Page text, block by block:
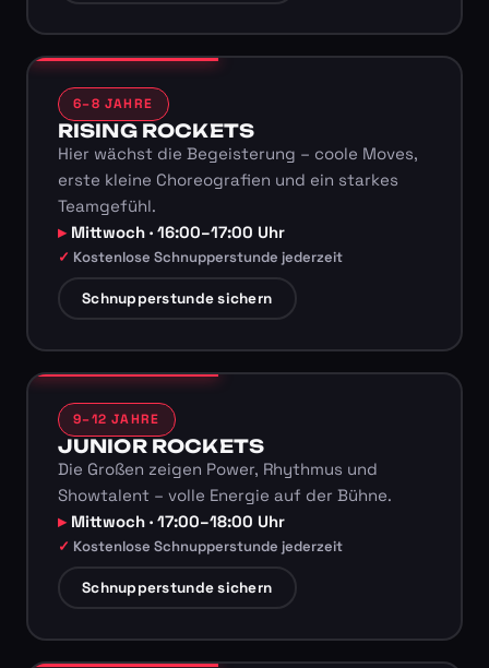
6–8 JAHRE
RISING ROCKETS
Hier wächst die Begeisterung – coole Moves,
erste kleine Choreografien und ein starkes
Teamgefühl.
Mittwoch · 16:00–17:00 Uhr
Kostenlose Schnupperstunde jederzeit
Schnupperstunde sichern
9–12 JAHRE
JUNIOR ROCKETS
Die Großen zeigen Power, Rhythmus und
Showtalent – volle Energie auf der Bühne.
Mittwoch · 17:00–18:00 Uhr
Kostenlose Schnupperstunde jederzeit
Schnupperstunde sichern